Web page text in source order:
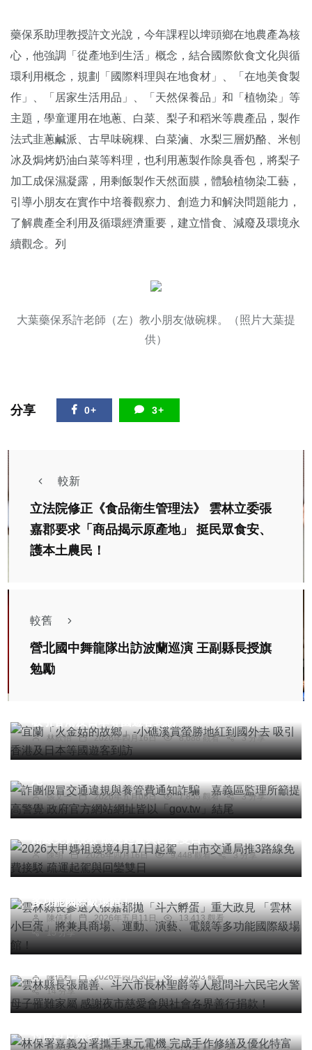
藥保系助理教授許文光說，今年課程以埤頭鄉在地農產為核
心，他強調「從產地到生活」概念，結合國際飲食文化與循
環利用概念，規劃「國際料理與在地食材」、「在地美食製
作」、「居家生活用品」、「天然保養品」和「植物染」等
主題，學童運用在地蔥、白菜、梨子和稻米等農產品，製作
法式韭蔥鹹派、古早味碗粿、白菜滷、水梨三層奶酪、米刨
冰及焗烤奶油白菜等料理，也利用蔥製作除臭香包，將梨子
加工成保濕凝露，用剩飯製作天然面膜，體驗植物染工藝，
引導小朋友在實作中培養觀察力、創造力和解決問題能力，
了解農產全利用及循環經濟重要，建立惜食、減廢及環境永
續觀念。列
大葉藥保系許老師（左）教小朋友做碗粿。（照片大葉提
供）
分享 0+ 3+
較新
立法院修正《食品衛生管理法》 雲林立委張
嘉郡要求「商品揭示原產地」 挺民眾食安、
護本土農民！
較舊
營北國中舞龍隊出訪波蘭巡演 王副縣長授旗
勉勵
林欣怡 2026年四月16日 8,688 觀看 3 分享
詐團假冒交通違規與養管費通知詐騙 嘉義區監理
所籲提高警覺 政府官方網站網址皆以「gov.tw」結
張文一 2026年五月08日 7,855 觀看 3 分享
社會 宗教 綜合新聞 旅遊
2026大甲媽祖遶境4月17日起駕 中市交通局推3
陳明 2026年四月16日 9,448 觀看 3 分享
綜合新聞
雲林縣長參選人張嘉郡拋「斗六孵蛋」重大政見
多功能國際級場館！
陳信利 2026年五月11日
13,413 觀看
15 分享
綜合新聞
雲林縣長張麗善、斗六市長林聖爵等人慰問斗六民
宅火警母子罹難家屬 感謝夜市慈愛會與社會各界善
陳信利 2026年四月30日
14,903 觀看
14 分享
綜合新聞 旅遊
林保署嘉義分署攜手東元電機 完成手作修繕及優化